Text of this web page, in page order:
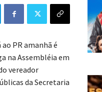
PR amanhã é
na Assembléia em
vereador
da Secretaria